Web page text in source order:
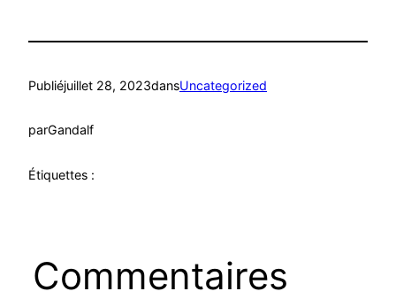
Publiéjuillet 28, 2023dansUncategorized
parGandalf
Étiquettes :
Commentaires